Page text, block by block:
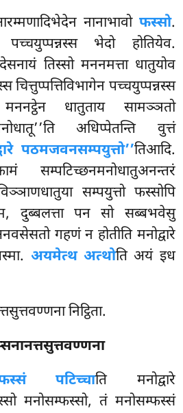
नानाभावो फस्सो.
भेदो होतियेव.
तिस्सो मननमत्ता धातुयोव
चित्तुप्पत्तिविभागेन पच्चयुप्पन्नस्स
मननट्ठेन धातुताय सामञ्ञतो
अधिप्पेतन्ति वुत्तं
पठमजवनसम्पयुत्तो’’तिआदि.
सम्पटिच्छनमनोधातुअनन्तरं
सम्पयुत्तो फस्सोपि
दुब्बलत्ता पन सो सब्बभवेसु
गहणं न होतीति मनोद्वारे
अयमेत्थ अत्थोति अयं इध
निट्ठिता.
पटिच्चाति मनोद्वारे
मनोसम्फस्सो, तं मनोसम्फस्सं